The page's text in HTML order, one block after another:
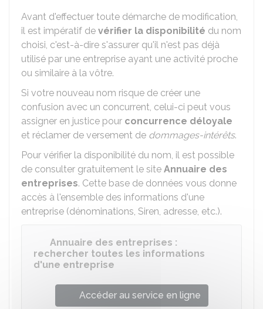
Avant d'effectuer toute démarche de modification,
il est impératif de vérifier la disponibilité du nom
choisi, c'est-à-dire s'assurer qu'il n'est pas déjà
utilisé par une entreprise ayant une activité proche
ou similaire à la vôtre.
Si votre nouveau nom risque de créer une
confusion avec un concurrent, celui-ci peut vous
assigner en justice pour concurrence déloyale
et réclamer de versement de dommages-intérêts.
Pour vérifier la disponibilité du nom, il est possible
de consulter gratuitement le site Annuaire des
entreprises. Cette base de données vous donne
accès à l'ensemble des informations d'une
entreprise (dénominations, Siren, adresse, etc.).
Annuaire des entreprises :
rechercher toutes les informations
d'une entreprise
Accéder au service en ligne